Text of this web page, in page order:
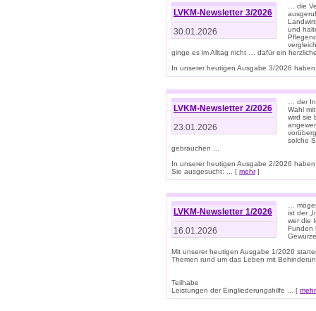
LVKM-Newsletter 3/2026
30.01.2026
… die
und
ginge es im Alltag nicht … dafür ein
In unserer heutigen Ausgabe 3/2026
LVKM-Newsletter 2/2026
23.01.2026
… der
Wahl
wird sie
solche
gebrauchen ...
In unserer heutigen Ausgabe 2/2026
Sie ausgesucht: ... [ mehr]
LVKM-Newsletter 1/2026
16.01.2026
…
ist der
wer die
Funden
Mit unserer heutigen Ausgabe 1/2026
Themen rund um das Leben mit
Teilhabe
Leistungen der Eingliederungshilfe ... [ mehr